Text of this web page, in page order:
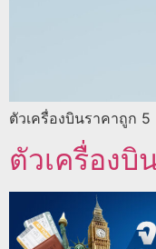
ตัวเครื่องบินราคาถูก 5
ตัวเครื่องบิ